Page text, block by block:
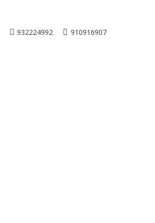
932224992 910916907